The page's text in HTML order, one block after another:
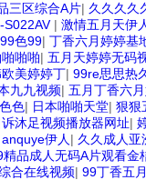
三区综合A片| 久久久久
S022AV | 激情五月天伊
色99| 丁香六月婷婷基
啪啪| 五月天婷婷无码
欧美婷婷丁| 99re思思热
九九视频| 五月丁香六
色| 日本啪啪天堂| 狠狠
沐足视频播放器网址|
anquye伊人 | 久久成人亚
精品成人无码A片观看金
合在线视频| 99丁香五